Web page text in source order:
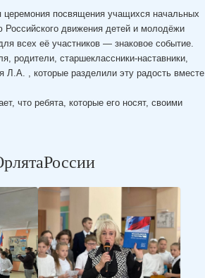
церемония посвящения учащихся начальных
движения детей и молодёжи
всех её участников — знаковое событие.
родители, старшеклассники-наставники,
, которые разделили эту радость вместе
что ребята, которые его носят, своими